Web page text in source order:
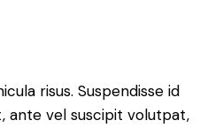
risus. Suspendisse id
ante vel suscipit volutpat,